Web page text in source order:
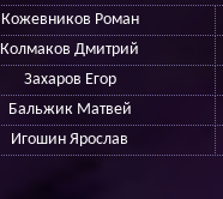
Кожевников Роман
Колмаков Дмитрий
Захаров Егор
Бальжик Матвей
Игошин Ярослав